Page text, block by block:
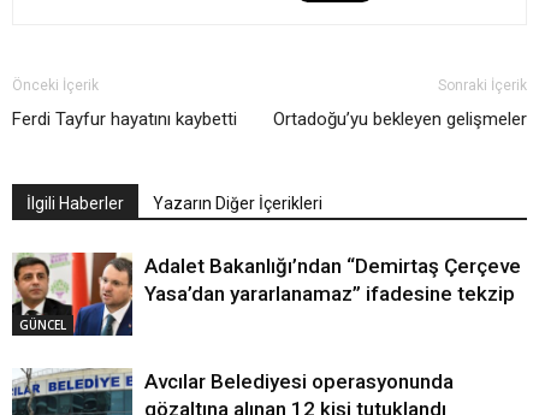
Önceki İçerik
Ferdi Tayfur hayatını kaybetti
Sonraki İçerik
Ortadoğu’yu bekleyen gelişmeler
İlgili Haberler Yazarın Diğer İçerikleri
GÜNCEL
Adalet Bakanlığı’ndan “Demirtaş Çerçeve
Yasa’dan yararlanamaz” ifadesine tekzip
Avcılar Belediyesi operasyonunda
gözaltına alınan 12 kişi tutuklandı